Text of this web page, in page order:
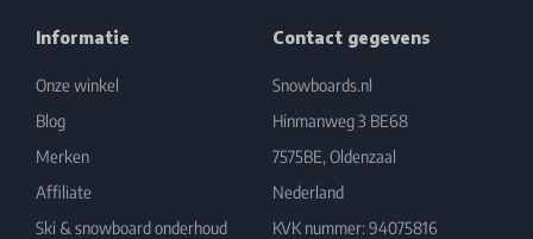
Informatie
Onze winkel
Blog
Merken
Affiliate
Ski & snowboard onderhoud
Contact gegevens
Snowboards.nl
Hinmanweg 3 BE68
7575BE, Oldenzaal
Nederland
KVK nummer: 94075816